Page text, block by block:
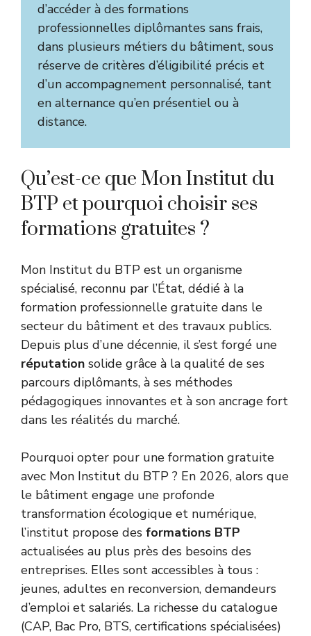
d’accéder à des formations
professionnelles diplômantes sans frais,
dans plusieurs métiers du bâtiment, sous
réserve de critères d’éligibilité précis et
d’un accompagnement personnalisé, tant
en alternance qu’en présentiel ou à
distance.
Qu’est-ce que Mon Institut du
BTP et pourquoi choisir ses
formations gratuites ?
Mon Institut du BTP est un organisme
spécialisé, reconnu par l’État, dédié à la
formation professionnelle gratuite dans le
secteur du bâtiment et des travaux publics.
Depuis plus d’une décennie, il s’est forgé une
réputation solide grâce à la qualité de ses
parcours diplômants, à ses méthodes
pédagogiques innovantes et à son ancrage fort
dans les réalités du marché.
Pourquoi opter pour une formation gratuite
avec Mon Institut du BTP ? En 2026, alors que
le bâtiment engage une profonde
transformation écologique et numérique,
l’institut propose des formations BTP
actualisées au plus près des besoins des
entreprises. Elles sont accessibles à tous :
jeunes, adultes en reconversion, demandeurs
d’emploi et salariés. La richesse du catalogue
(CAP, Bac Pro, BTS, certifications spécialisées)